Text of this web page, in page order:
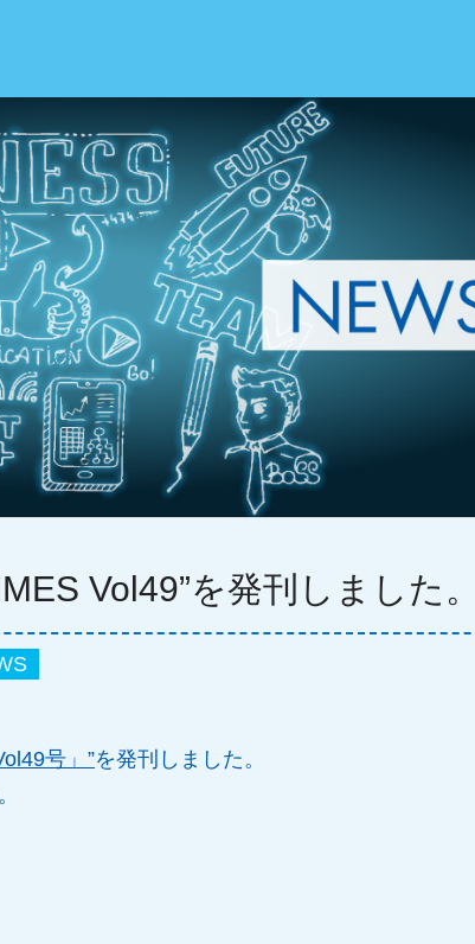
Vol49”を発刊しました。
号」”を発刊しました。